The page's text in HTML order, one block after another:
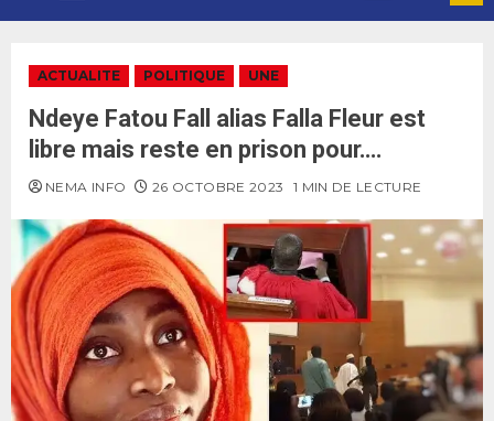
ACTUALITE POLITIQUE UNE
Ndeye Fatou Fall alias Falla Fleur est
libre mais reste en prison pour….
NEMA INFO 26 OCTOBRE 2023 1 MIN DE LECTURE